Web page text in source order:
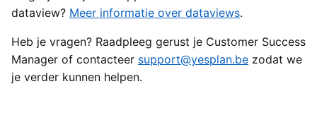
Yesplan 1.19, mei 2016
Yesplan 1.18, sep 2015
dataview? Meer informatie over dataviews.
Heb je vragen? Raadpleeg gerust je Customer Success
Manager of contacteer support@yesplan.be zodat we
je verder kunnen helpen.